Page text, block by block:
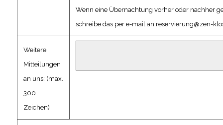
Wenn eine Übernachtung vorher oder nachher
schreibe das per e-mail an reservierung@zen-
Weitere
Mitteilungen
an uns: (max.
300
Zeichen)